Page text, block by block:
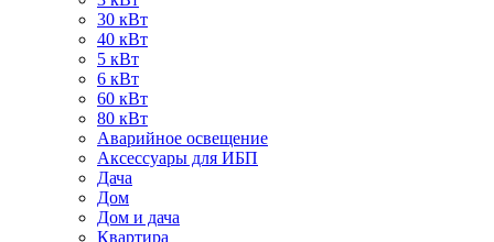
30 кВт
40 кВт
5 кВт
6 кВт
60 кВт
80 кВт
Аварийное освещение
Аксессуары для ИБП
Дача
Дом
Дом и дача
Квартира